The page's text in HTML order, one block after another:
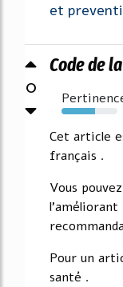
et
0
Code de
60%
Cet article
français .
Vous
l'améliorant
Pour un
santé .